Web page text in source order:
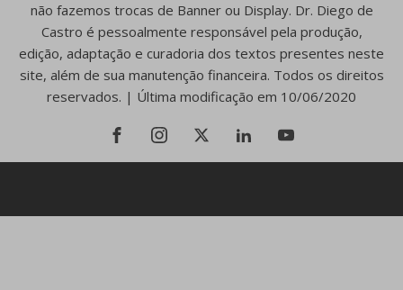
não fazemos trocas de Banner ou Display. Dr. Diego de
Castro é pessoalmente responsável pela produção,
edição, adaptação e curadoria dos textos presentes neste
site, além de sua manutenção financeira. Todos os direitos
reservados. | Última modificação em 10/06/2020